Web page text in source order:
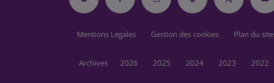
Mentions Légales Gestion des cookies Plan du site
Archives 2026 2025 2024 2023 2022